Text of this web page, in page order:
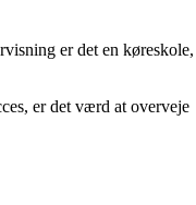
er det en køreskole,
er det værd at overveje